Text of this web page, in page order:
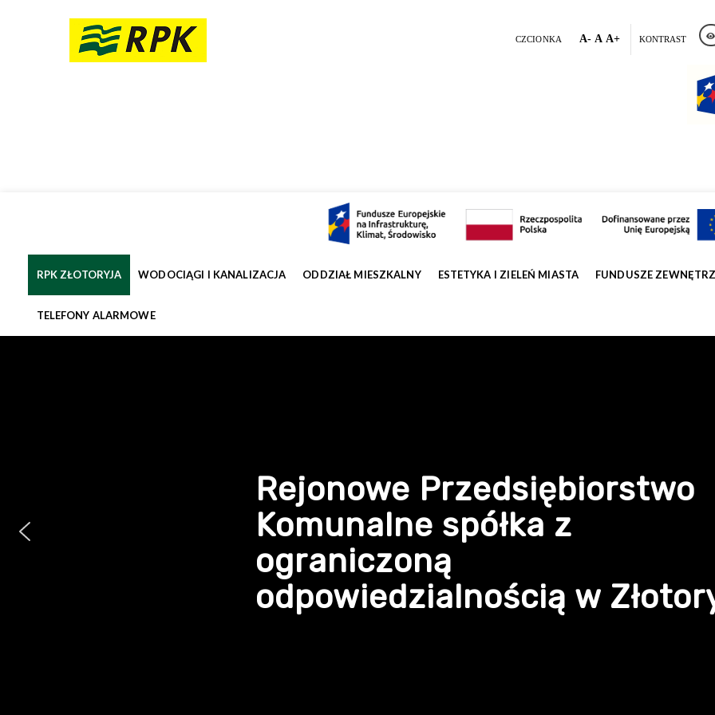
CZCIONKA A- A A+ KONTRAST
RPK ZŁOTORYJA WODOCIĄGI I KANALIZACJA ODDZIAŁ MIESZKALNY ESTETYKA I ZIELEŃ MIASTA FUNDUSZE
TELEFONY ALARMOWE
Rejonowe Przedsiębiorstwo
Komunalne spółka z
ograniczoną
odpowiedzialnością w